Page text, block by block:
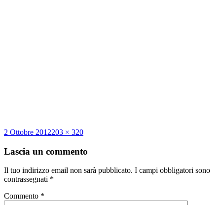
Scritto
2 Ottobre 2012Dimensione
203 × 320
Lascia un commento
Il tuo indirizzo email non sarà pubblicato. I campi obbligatori sono
contrassegnati *
Commento *